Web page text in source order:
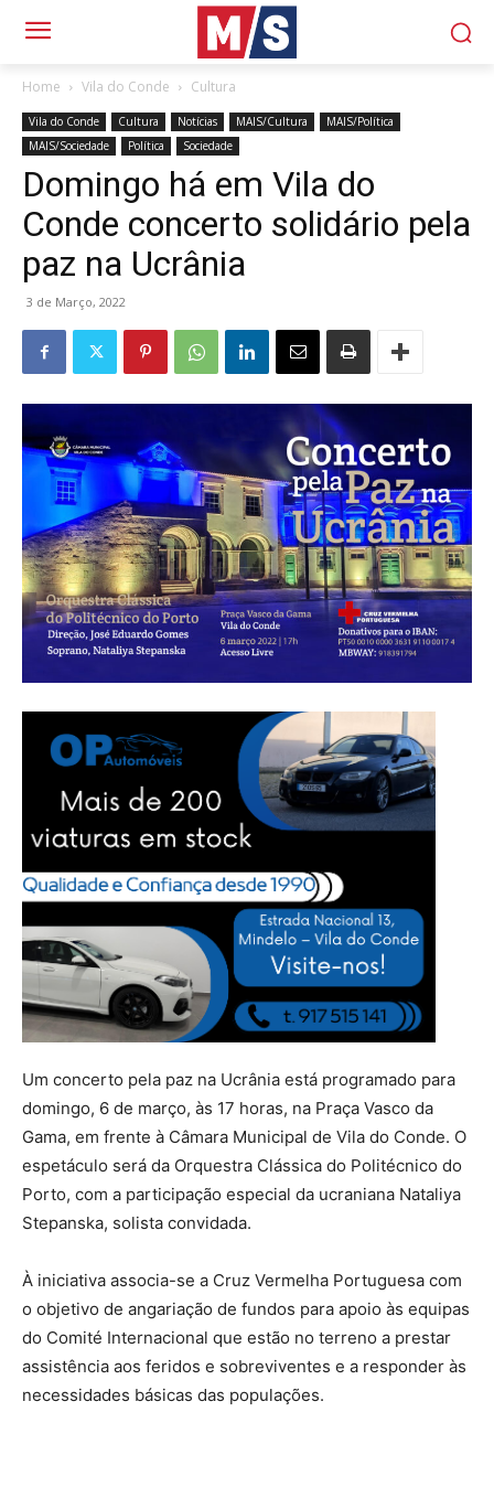
Home Vila do Conde Cultura
Vila do Conde Cultura Notícias MAIS/Cultura
MAIS/Política
MAIS/Sociedade
Política Sociedade
Domingo há em Vila do
Conde concerto solidário pela
paz na Ucrânia
3 de Março, 2022
Um concerto pela paz na Ucrânia está programado para
domingo, 6 de março, às 17 horas, na Praça Vasco da
Gama, em frente à Câmara Municipal de Vila do Conde. O
espetáculo será da Orquestra Clássica do Politécnico do
Porto, com a participação especial da ucraniana Nataliya
Stepanska, solista convidada.
À iniciativa associa-se a Cruz Vermelha Portuguesa com
o objetivo de angariação de fundos para apoio às equipas
do Comité Internacional que estão no terreno a prestar
assistência aos feridos e sobreviventes e a responder às
necessidades básicas das populações.